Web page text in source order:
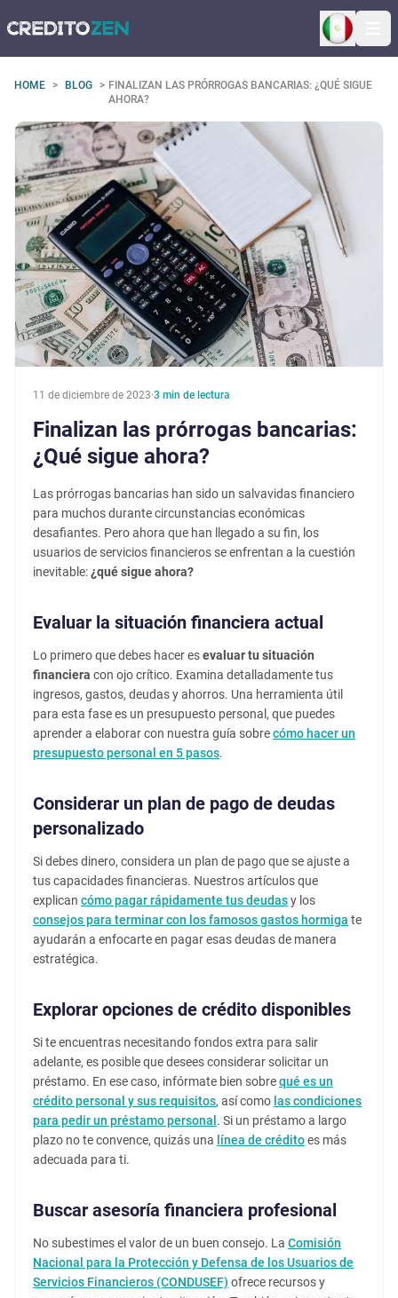
HOME > BLOG > FINALIZAN LAS PRÓRROGAS BANCARIAS: ¿QUÉ SIGUE
AHORA?
11 de diciembre de 2023·3 min de lectura
Finalizan las prórrogas bancarias:
¿Qué sigue ahora?
Las prórrogas bancarias han sido un salvavidas financiero
para muchos durante circunstancias económicas
desafiantes. Pero ahora que han llegado a su fin, los
usuarios de servicios financieros se enfrentan a la cuestión
inevitable:¿qué sigue ahora?
Evaluar la situación financiera actual
Lo primero que debes hacer esevaluar tu situación
financiera con ojo crítico. Examina detalladamente tus
ingresos, gastos, deudas y ahorros. Una herramienta útil
para esta fase es un presupuesto personal, que puedes
aprender a elaborar con nuestra guía sobrecómo hacer un
presupuesto personal en 5 pasos.
Considerar un plan de pago de deudas
personalizado
Si debes dinero, considera un plan de pago que se ajuste a
tus capacidades financieras. Nuestros artículos que
explican cómo pagar rápidamente tus deudasy los
consejos para terminar con los famosos gastos hormiga te
ayudarán a enfocarte en pagar esas deudas de manera
estratégica.
Explorar opciones de crédito disponibles
Si te encuentras necesitando fondos extra para salir
adelante, es posible que desees considerar solicitar un
préstamo. En ese caso, infórmate bien sobrequé es un
crédito personal y sus requisitos, así como las condiciones
para pedir un préstamo personal . Si un préstamo a largo
plazo no te convence, quizás una línea de créditoes más
adecuada para ti.
Buscar asesoría financiera profesional
No subestimes el valor de un buen consejo. La Comisión
Nacional para la Protección y Defensa de los Usuarios de
Servicios Financieros (CONDUSEF) ofrece recursos y